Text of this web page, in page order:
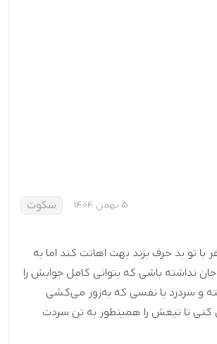
5 بهمن 1404 سکوت
با تو بد حرف بزند بهت اهانت کند اما به
نداشته باشی که بتوانی کامل جوابش را
و سردرد با نفسی که به‌‌زور می‌کشی
تا تیغش را همینطور به تن سردت